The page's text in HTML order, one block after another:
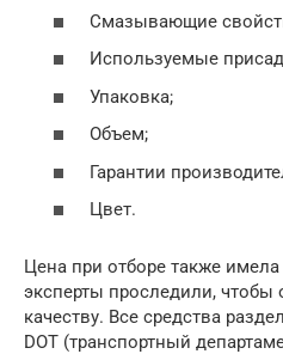
Смазывающие
Используемые
Упаковка;
Объем;
Гарантии
Цвет.
Цена при отборе также
эксперты проследили, чтобы
качеству. Все средства
DOT (транспортный